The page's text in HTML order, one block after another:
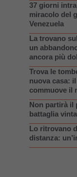
37 giorni
miracolo del
Venezuela
La trovano
un
ancora più
Trova le
nuova casa:
commuove il
Non partirà il
battaglia
Lo ritrovano
distanza: